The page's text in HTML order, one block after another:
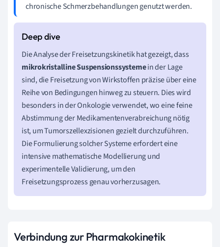
chronische Schmerzbehandlungen genutzt werden.
Die Analyse der Freisetzungskinetik hat gezeigt, dass
mikrokristalline Suspensionssystemein der Lage
sind, die Freisetzung von Wirkstoffen präzise über eine
Reihe von Bedingungen hinweg zu steuern. Dies wird
besonders in der Onkologie verwendet, wo eine feine
Abstimmung der Medikamentenverabreichung nötig
ist, um Tumorszellexzisionen gezielt durchzuführen.
Die Formulierung solcher Systeme erfordert eine
intensive mathematische Modellierung und
experimentelle Validierung, um den
Freisetzungsprozess genau vorherzusagen.
Verbindung zur Pharmakokinetik